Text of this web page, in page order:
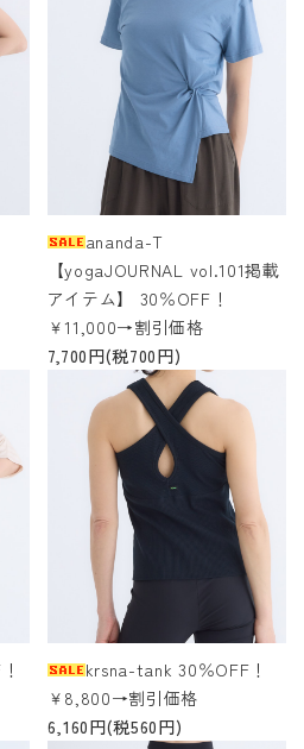
ananda-T
【yogaJOURNAL vol.101掲載
アイテム】 30％OFF！
￥11,000→割引価格
7,700円(税700円)
krsna-tank 30％OFF！
￥8,800→割引価格
6,160円(税560円)